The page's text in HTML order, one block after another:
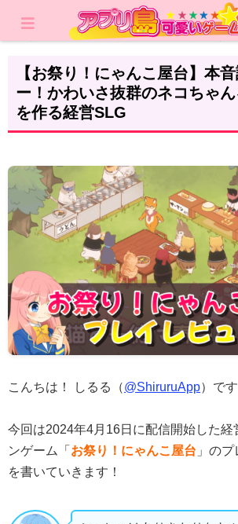
レビュー コミュニケ
【お祭り！にゃんこ屋台】本
ー！かわいさ抜群のネコちゃ
を作る経営SLG
こんちは！ しるる（@ShiruruApp）です
今回は2024年4月16日に配信開始した経
ンゲーム「 お祭り！にゃんこ屋台 」の
を書いていきます！